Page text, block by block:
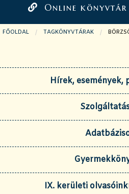
Online könyvtár
FŐOLDAL TAGKÖNYVTÁRAK
Hírek, események,
IX. kerületi